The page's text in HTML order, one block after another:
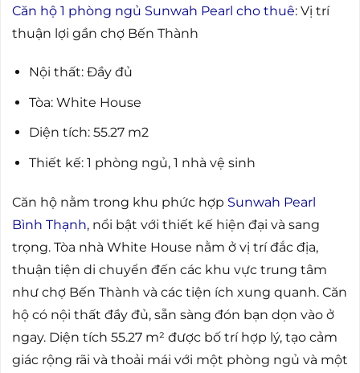
Căn hộ 1 phòng ngủ Sunwah Pearl cho thuê: Vị trí
thuận lợi gần chợ Bến Thành
Nội thất: Đầy đủ
Tòa: White House
Diện tích: 55.27 m2
Thiết kế: 1 phòng ngủ, 1 nhà vệ sinh
Căn hộ nằm trong khu phức hợp Sunwah Pearl
Bình Thạnh, nổi bật với thiết kế hiện đại và sang
trọng. Tòa nhà White House nằm ở vị trí đắc địa,
thuận tiện di chuyển đến các khu vực trung tâm
như chợ Bến Thành và các tiện ích xung quanh. Căn
hộ có nội thất đầy đủ, sẵn sàng đón bạn dọn vào ở
ngay. Diện tích 55.27 m² được bố trí hợp lý, tạo cảm
giác rộng rãi và thoải mái với một phòng ngủ và một